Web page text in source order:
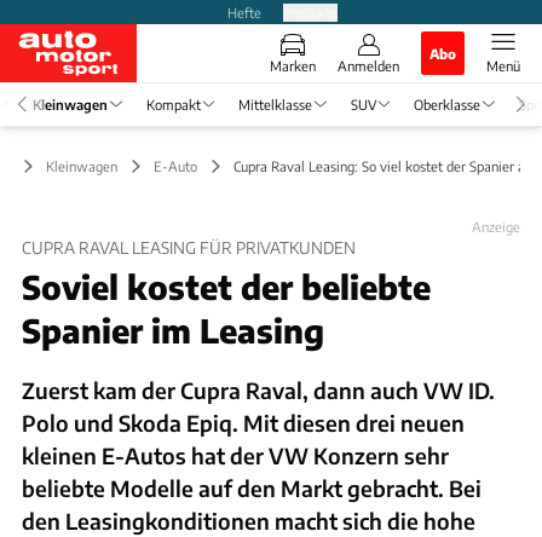
Hefte
Marken Anmelden
Abo
Menü
Kleinwagen Kompakt Mittelklasse SUV Oberklasse
Kleinwagen E-Auto Cupra Raval Leasing: So viel kostet der Spanier
Anzeige
CUPRA RAVAL LEASING FÜR PRIVATKUNDEN
Soviel kostet der beliebte
Spanier im Leasing
Zuerst kam der Cupra Raval, dann auch VW ID.
Polo und Skoda Epiq. Mit diesen drei neuen
kleinen E-Autos hat der VW Konzern sehr
beliebte Modelle auf den Markt gebracht. Bei
den Leasingkonditionen macht sich die hohe